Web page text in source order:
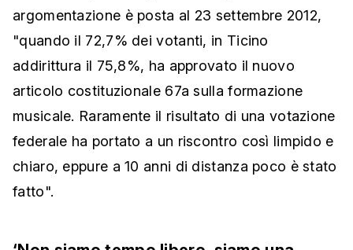
argomentazione è posta al 23 settembre 2012,
"quando il 72,7% dei votanti, in Ticino
addirittura il 75,8%, ha approvato il nuovo
articolo costituzionale 67a sulla formazione
musicale. Raramente il risultato di una votazione
federale ha portato a un riscontro così limpido e
chiaro, eppure a 10 anni di distanza poco è stato
fatto".